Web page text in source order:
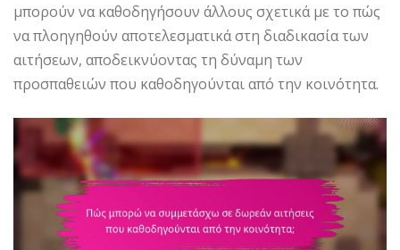
μπορούν να καθοδηγήσουν άλλους σχετικά με το πώς
να πλοηγηθούν αποτελεσματικά στη διαδικασία των
αιτήσεων, αποδεικνύοντας τη δύναμη των
προσπαθειών που καθοδηγούνται από την κοινότητα.